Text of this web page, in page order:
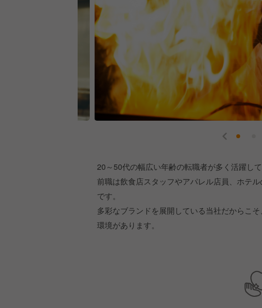
20～50代の幅広い年齢の転職者が多く活躍して
前職は飲食店スタッフやアパレル店員、ホテ
です。
多彩なブランドを展開している当社だからこ
環境があります。